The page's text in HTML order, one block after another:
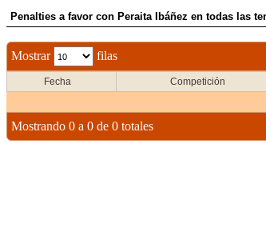
Penalties a favor con Peraita Ibáñez en todas las
Mostrar filas
Fecha Competición
Mostrando 0 a 0 de 0 totales